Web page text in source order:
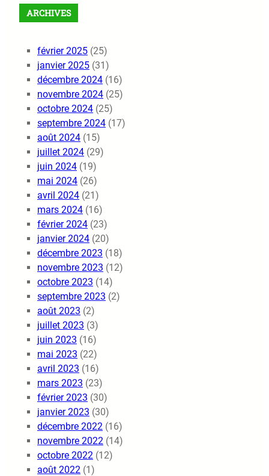
ARCHIVES
février 2025 (25)
janvier 2025 (31)
décembre 2024 (16)
novembre 2024 (25)
octobre 2024 (25)
septembre 2024 (17)
août 2024 (15)
juillet 2024 (29)
juin 2024 (19)
mai 2024 (26)
avril 2024 (21)
mars 2024 (16)
février 2024 (23)
janvier 2024 (20)
décembre 2023 (18)
novembre 2023 (12)
octobre 2023 (14)
septembre 2023 (2)
août 2023 (2)
juillet 2023 (3)
juin 2023 (16)
mai 2023 (22)
avril 2023 (16)
mars 2023 (23)
février 2023 (30)
janvier 2023 (30)
décembre 2022 (16)
novembre 2022 (14)
octobre 2022 (12)
août 2022 (1)